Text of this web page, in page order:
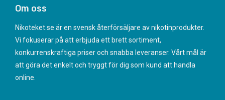
Om oss
Nikoteket.se är en svensk återförsäljare av nikotinprodukter.
Vi fokuserar på att erbjuda ett brett sortiment,
konkurrenskraftiga priser och snabba leveranser. Vårt mål är
att göra det enkelt och tryggt för dig som kund att handla
online.